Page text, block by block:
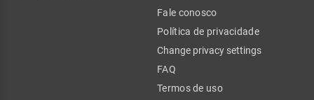
Fale conosco
Política de privacidade
Change privacy settings
FAQ
Termos de uso